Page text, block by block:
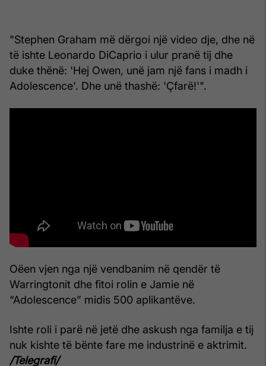
"Stephen Graham më dërgoi një video dje, dhe në
të ishte Leonardo DiCaprio i ulur pranë tij dhe
duke thënë: 'Hej Owen, unë jam një fans i madh i
Adolescence'. Dhe unë thashë: 'Çfarë!'".
Oëen vjen nga një vendbanim në qendër të
Warringtonit dhe fitoi rolin e Jamie në
“Adolescence” midis 500 aplikantëve.
Ishte roli i parë në jetë dhe askush nga familja e tij
nuk kishte të bënte fare me industrinë e aktrimit.
/Telegrafi/